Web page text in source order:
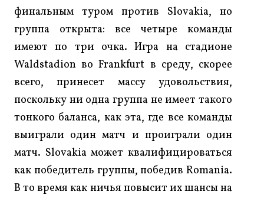
финальным туром против Slovakia, но
группа открыта: все четыре команды
имеют по три очка. Игра на стадионе
Waldstadion во Frankfurt в среду, скорее
всего, принесет массу удовольствия,
поскольку ни одна группа не имеет такого
тонкого баланса, как эта, где все команды
выиграли один матч и проиграли один
матч. Slovakia может квалифицироваться
как победитель группы, победив Romania.
В то время как ничья повысит их шансы на